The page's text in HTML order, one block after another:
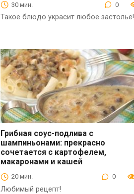
30 мин. 0
Такое блюдо украсит любое застолье!
Соусы
Грибная соус-подлива с
шампиньонами: прекрасно
сочетается с картофелем,
макаронами и кашей
20 мин. 0
Любимый рецепт!